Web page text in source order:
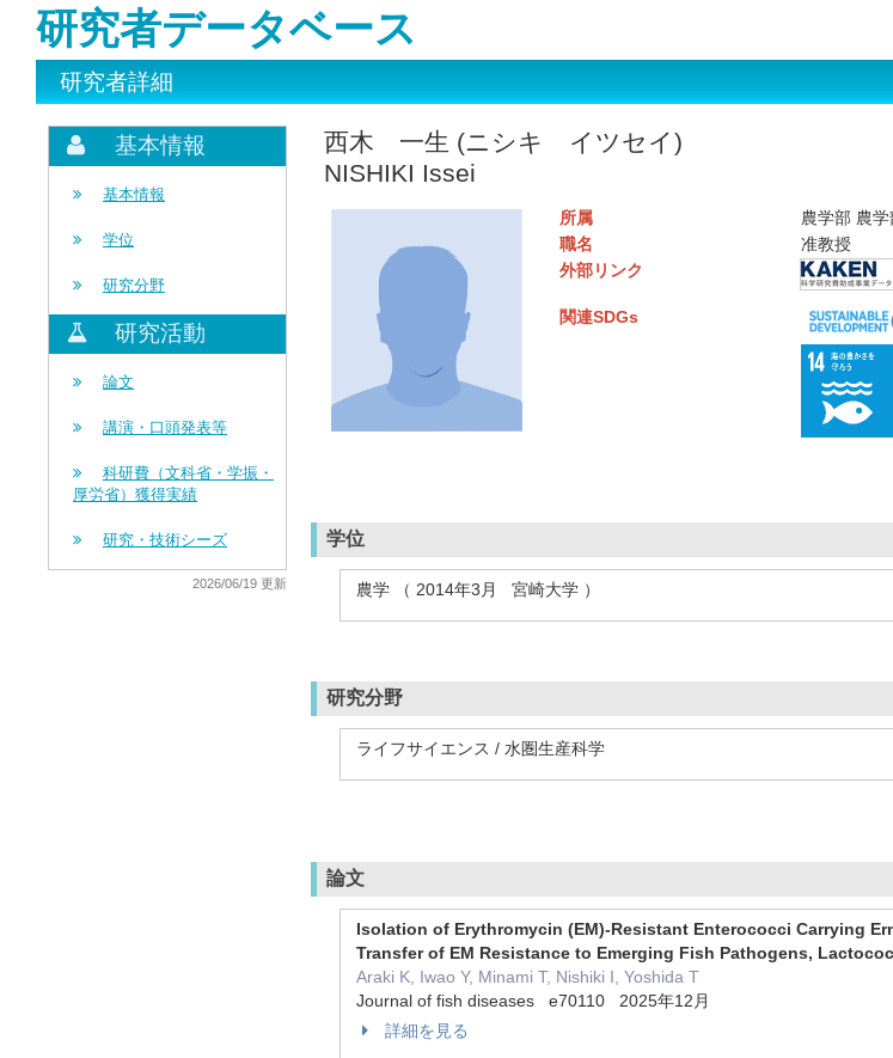
研究者データベース
研究者詳細
基本情報
基本情報
学位
研究分野
研究活動
論文
講演・口頭発表等
科研費（文科省・学振・
厚労省）獲得実績
研究・技術シーズ
2026/06/19 更新
西木 一生 (ニシキ イツセイ)
NISHIKI Issei
所属
農学部 農
職名
准教授
外部リンク
関連SDGs
学位
農学 （ 2014年3月 宮崎大学 ）
研究分野
ライフサイエンス / 水圏生産科学
論文
Isolation of Erythromycin (EM)-Resistant Enterococci Carrying
Transfer of EM Resistance to Emerging Fish Pathogens,
Araki K, Iwao Y, Minami T, Nishiki I, Yoshida T
Journal of fish diseases e70110 2025年12月
詳細を見る